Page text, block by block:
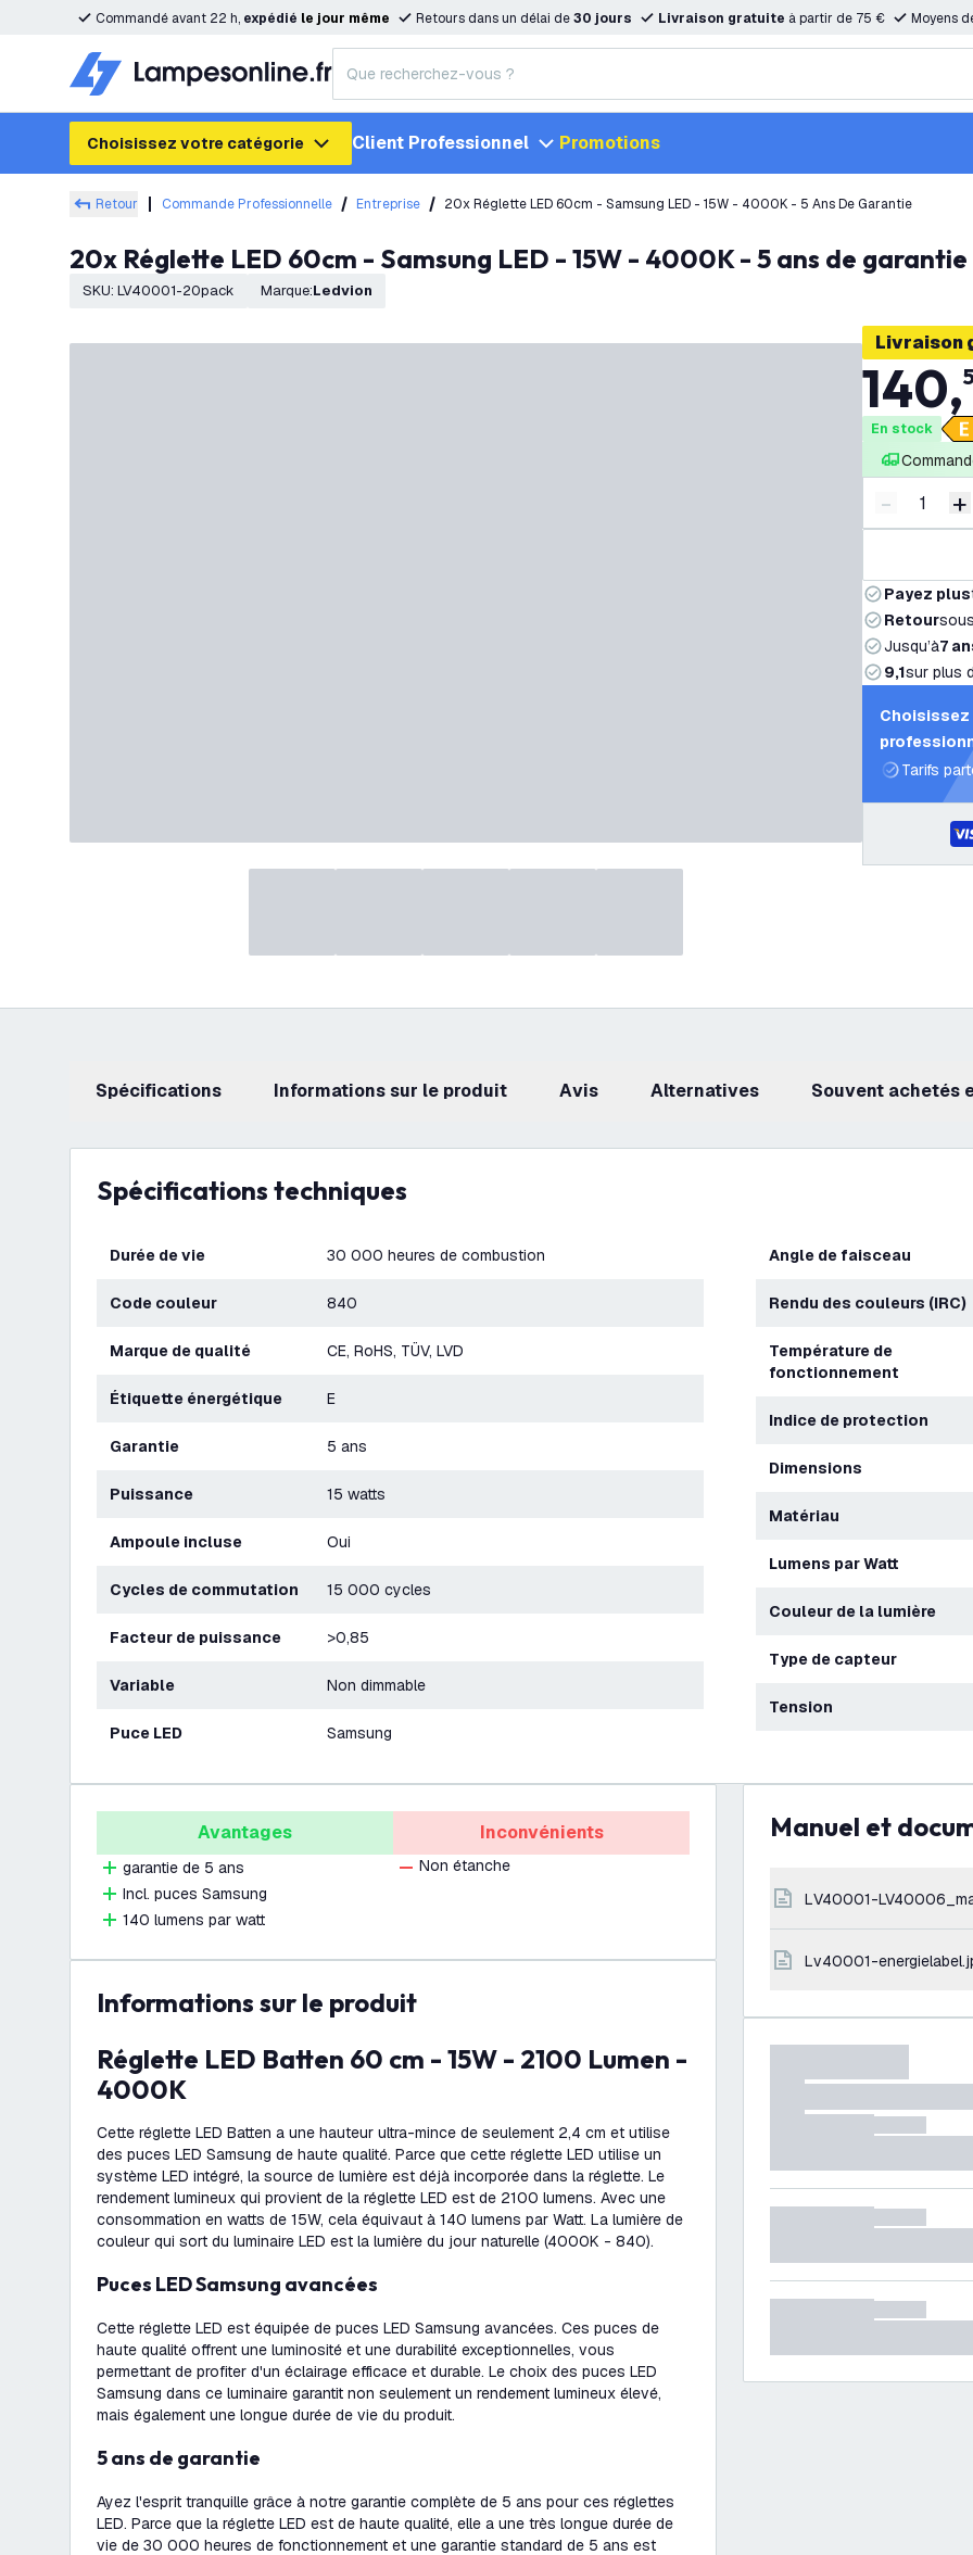
Commandé avant 22 h, expédié le jour même Retours dans un délai de30 jours Livraison gratuite à partir de 75 € Moyens
Choisissez votre catégorie Client Professionnel Promotions
Retour Commande Professionnelle Entreprise 20x Réglette LED 60cm - Samsung LED - 15W - 4000K - 5 Ans De Garantie
20x Réglette LED 60cm - Samsung LED - 15W - 4000K - 5 ans de garantie
SKU: LV40001-20pack Marque: Ledvion
Livraison
140,
En stock
Diminuer
- +
Payez plus
Retour
Jusqu’à7
9,1sur plus
Tarifs
Spécifications Informations sur le produit avis Alternatives Souvent achetés
Spécifications techniques
Durée de vie 30 000 heures de combustion
Code couleur 840
Marque de qualité CE, RoHS, TÜV, LVD
Étiquette énergétique E
Garantie 5 ans
Puissance 15 watts
Ampoule incluse Oui
Cycles de commutation 15 000 cycles
Facteur de puissance >0,85
Variable Non dimmable
Puce LED Samsung
Angle de faisceau
Rendu des couleurs (IRC)
Température de
fonctionnement
Indice de protection
Dimensions
Matériau
Lumens par Watt
Couleur de la lumière
Type de capteur
Tension
Avantages
garantie de 5 ans
Incl. puces Samsung
140 lumens par watt
Inconvénients
Non étanche
Informations sur le produit
Réglette LED Batten 60 cm - 15W - 2100 Lumen -
4000K
Cette réglette LED Batten a une hauteur ultra-mince de seulement 2,4 cm et utilise
des puces LED Samsung de haute qualité. Parce que cette réglette LED utilise un
système LED intégré, la source de lumière est déjà incorporée dans la réglette. Le
rendement lumineux qui provient de la réglette LED est de 2100 lumens. Avec une
consommation en watts de 15W, cela équivaut à 140 lumens par Watt. La lumière de
couleur qui sort du luminaire LED est la lumière du jour naturelle (4000K - 840).
Puces LED Samsung avancées
Cette réglette LED est équipée de puces LED Samsung avancées. Ces puces de
haute qualité offrent une luminosité et une durabilité exceptionnelles, vous
permettant de profiter d'un éclairage efficace et durable. Le choix des puces LED
Samsung dans ce luminaire garantit non seulement un rendement lumineux élevé,
mais également une longue durée de vie du produit.
5 ans de garantie
Ayez l'esprit tranquille grâce à notre garantie complète de 5 ans pour ces réglettes
LED. Parce que la réglette LED est de haute qualité, elle a une très longue durée de
vie de 30 000 heures de fonctionnement et une garantie standard de 5 ans est
Manuel et
LV40001-
lv40001-